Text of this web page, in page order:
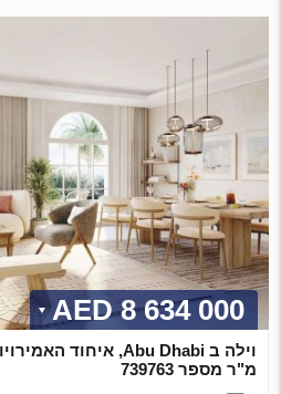
8 634 000 AED
מ"ר מספר 739763